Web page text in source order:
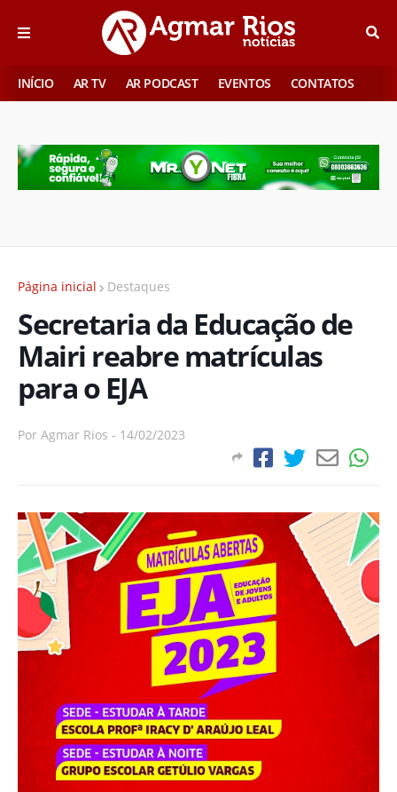
INÍCIO AR TV AR PODCAST EVENTOS CONTATOS
Página inicial Destaques
Secretaria da Educação de
Mairi reabre matrículas
para o EJA
Por Agmar Rios - 14/02/2023